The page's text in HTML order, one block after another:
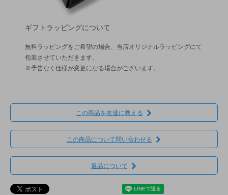
ギフトラッピングについて
無料ラッピングをご希望の場合、当店オリジナルラッピングにて
包装させていただきます。
※予告なく仕様が変更になる場合がございます。
この商品を友達に教える
この商品について問い合わせる
返品について